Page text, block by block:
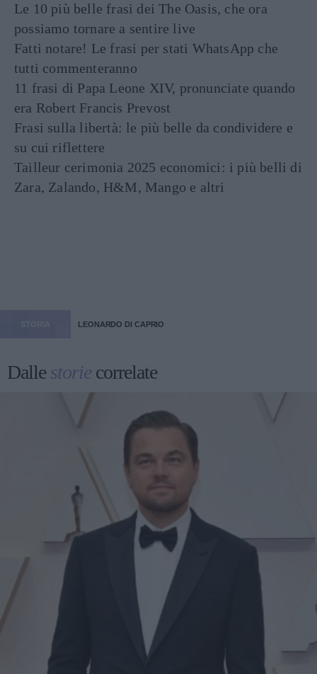
Le 10 più belle frasi dei The Oasis, che ora
possiamo tornare a sentire live
Fatti notare! Le frasi per stati WhatsApp che
tutti commenteranno
11 frasi di Papa Leone XIV, pronunciate quando
era Robert Francis Prevost
Frasi sulla libertà: le più belle da condividere e
su cui riflettere
Tailleur cerimonia 2025 economici: i più belli di
Zara, Zalando, H&M, Mango e altri
LEONARDO DI CAPRIO
Dallestorie correlate